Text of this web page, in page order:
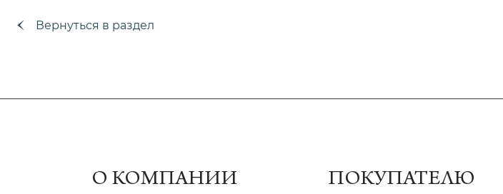
Вернуться в раздел
О КОМПАНИИ ПОКУПАТЕЛЮ